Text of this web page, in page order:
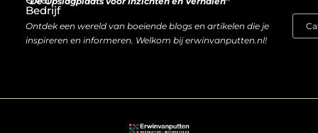
Bedrijf
Ontdek een wereld van boeiende blogs en artikelen die je
inspireren en informeren. Welkom bij erwinvanputten.nl!